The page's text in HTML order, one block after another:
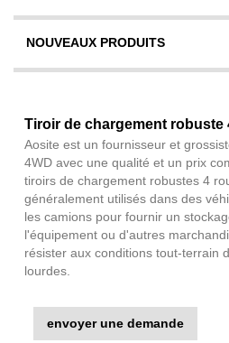
NOUVEAUX PRODUITS
Tiroir de chargement robuste
Aosite est un fournisseur et
4WD avec une qualité et un prix
tiroirs de chargement robustes 4
généralement utilisés dans des
les camions pour fournir un
l'équipement ou d'autres
résister aux conditions tout-terrain
lourdes.
envoyer une demande